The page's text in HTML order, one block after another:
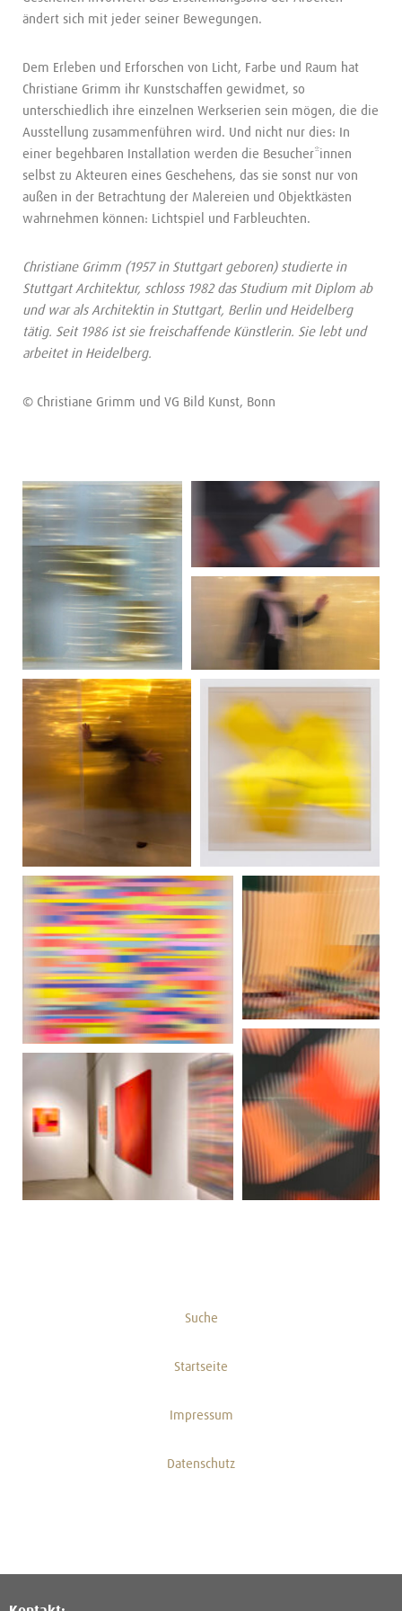
ändert sich mit jeder seiner Bewegungen.
Dem Erleben und Erforschen von Licht, Farbe und Raum hat
Christiane Grimm ihr Kunstschaffen gewidmet, so
unterschiedlich ihre einzelnen Werkserien sein mögen, die die
Ausstellung zusammenführen wird. Und nicht nur dies: In
einer begehbaren Installation werden die Besucher*innen
selbst zu Akteuren eines Geschehens, das sie sonst nur von
außen in der Betrachtung der Malereien und Objektkästen
wahrnehmen können: Lichtspiel und Farbleuchten.
Christiane Grimm (1957 in Stuttgart geboren) studierte in
Stuttgart Architektur, schloss 1982 das Studium mit Diplom ab
und war als Architektin in Stuttgart, Berlin und Heidelberg
tätig. Seit 1986 ist sie freischaffende Künstlerin. Sie lebt und
arbeitet in Heidelberg.
© Christiane Grimm und VG Bild Kunst, Bonn
Suche
Startseite
Impressum
Datenschutz